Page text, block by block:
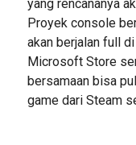
yang rencananya
Proyek console
akan berjalan full
Microsoft Store
bersamaan bisa
game dari Steam